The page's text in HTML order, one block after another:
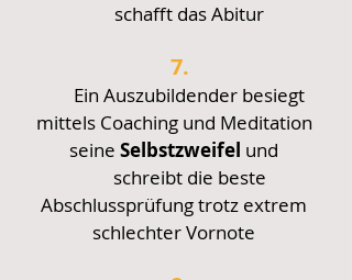
schafft das Abitur
7.
Ein Auszubildender besiegt
mittels Coaching und Meditation
seine Selbstzweifel und
schreibt die beste
Abschlussprüfung trotz extrem
schlechter Vornote